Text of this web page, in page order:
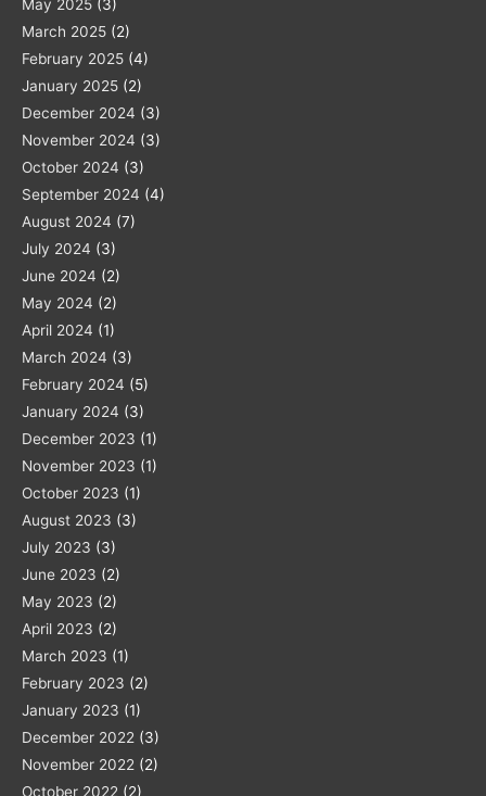
May 2025 (3)
March 2025 (2)
February 2025 (4)
January 2025 (2)
December 2024 (3)
November 2024 (3)
October 2024 (3)
September 2024 (4)
August 2024 (7)
July 2024 (3)
June 2024 (2)
May 2024 (2)
April 2024 (1)
March 2024 (3)
February 2024 (5)
January 2024 (3)
December 2023 (1)
November 2023 (1)
October 2023 (1)
August 2023 (3)
July 2023 (3)
June 2023 (2)
May 2023 (2)
April 2023 (2)
March 2023 (1)
February 2023 (2)
January 2023 (1)
December 2022 (3)
November 2022 (2)
October 2022 (2)